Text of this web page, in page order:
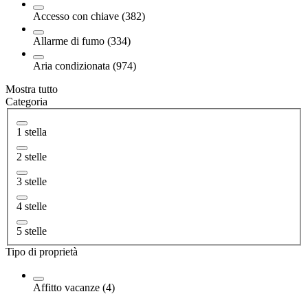
Accesso con chiave (382)
Allarme di fumo (334)
Aria condizionata (974)
Mostra tutto
Categoria
1 stella
2 stelle
3 stelle
4 stelle
5 stelle
Tipo di proprietà
Affitto vacanze (4)